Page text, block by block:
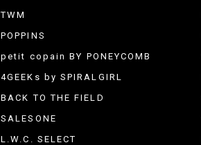
TWM
POPPINS
petit copain BY PONEYCOMB
4GEEKs by SPIRALGIRL
BACK TO THE FIELD
SALESONE
L.W.C. SELECT